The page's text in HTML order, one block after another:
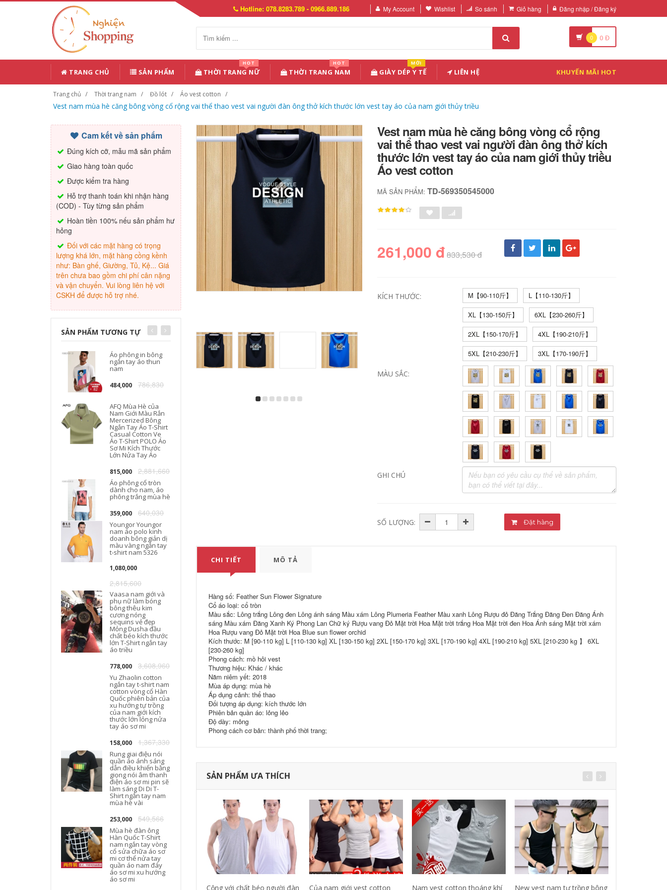
Hotline: 078.8283.789 - 0966.889.186 My Account Wishlist So sánh Giỏ hàng Đăng nhập / Đăng ký
0 0 Đ
TRANG CHỦ SẢN PHẨM THỜI TRANG NỮ
HOT
THỜI TRANG NAM
HOT
GIÀY DÉP Y TẾ
MỚI
LIÊN HỆ KHUYẾN MÃI HOT
Trang chủ Thời trang nam Đồ lót Áo vest cotton
Vest nam mùa hè căng bông vòng cổ rộng vai thể thao vest vai người đàn ông thở kích thước lớn vest tay áo của nam giới thủy triều
Cam kết về sản phẩm
Đúng kích cỡ, mẫu mã sản phẩm
Giao hàng toàn quốc
Được kiểm tra hàng
Hỗ trợ thanh toán khi nhận hàng
(COD) - Tùy từng sản phẩm
Hoàn tiền 100% nếu sản phẩm hư
hỏng
Đối với các mặt hàng có trọng
lượng khá lớn, mặt hàng cồng kềnh
như: Bàn ghế, Giường, Tủ, Kệ... Giá
trên chưa bao gồm chi phí cân nặng
và vận chuyển. Vui lòng liên hệ với
CSKH để được hỗ trợ nhé.
SẢN PHẨM TƯƠNG TỰ
Áo phông in bông
ngắn tay áo thun
nam
484,000 786,830
AFQ Mùa Hè của
Nam Giới Màu Rắn
Mercerized Bông
Ngắn Tay Áo T-Shirt
Casual Cotton Ve
Áo T-Shirt POLO Áo
Sơ Mi Kích Thước
Lớn Nửa Tay Áo
815,000 2,881,660
Áo phông cổ tròn
dành cho nam, áo
phông trắng mùa hè
359,000 640,030
Youngor Youngor
nam áo polo kinh
doanh bông giản dị
màu vàng ngắn tay
t-shirt nam 5326
1,080,000
2,815,600
Vaasa nam giới và
phụ nữ làm bóng
bông thêu kim
cương nóng
sequins vẻ đẹp
Mỏng Dusha đầu
chất béo kích thước
lớn T-Shirt ngắn tay
áo triều
778,000 3,608,960
Yu Zhaolin cotton
ngắn tay t-shirt nam
cotton vòng cổ Hàn
Quốc phiên bản của
xu hướng tự trồng
của nam giới kích
thước lớn lỏng nửa
tay áo sơ mi
158,000 1,367,330
Rung giai điệu nói
quần áo ánh sáng
dẫn điều khiển bằng
giọng nói âm thanh
điện áo sơ mi pin sẽ
làm sáng Di Di T-
Shirt ngắn tay nam
mùa hè vài
253,000 549,566
Mùa hè đàn ông
Hàn Quốc T-Shirt
nam ngắn tay vòng
cổ sửa chữa áo sơ
mi cơ thể nửa tay
quần áo nam đáy
áo sơ mi xu hướng
áo sơ mi
nam giới phù hợp
đẹp trai áo polo ve
áo bộ quần áo
359,000
VICUTU Nam Ngắn
Doanh Bình Thường
Ve Áo Màu Rắn Ve
Áo T-Shirt
1,733,000
7,666,600
Quần cotton nam
giới ngụy trang in áo
thun ngắn tay áo
Forever21
302,000 546,630
Tinh khiết trắng T-
Shirt nam giới và
phụ nữ ngắn tay
màu rắn t-shirt nửa
tay cotton trống cơ
sở quảng cáo áo
hè mùa thu cổ tròn
60,000 324,780
Jiu Mu Wang Nam
Ngắn Tay Áo T-Shirt
2018 Mùa Hè Mới
Thanh Niên của
Nam Giới Rắn Màu
Ve Áo Polo áo sơ mi
940,000 2,021,230
Nửa tay áo trai tinh
khiết màu tinh khiết
trắng Hàn Quốc xu
hướng quần áo T-
Shirt mùa hè t-shirt
dã Slim ngắn tay áo
Người đàn ông
trung niên của ngắn
tay t-shirt vòng cổ
phần mùa hè lỏng
hướng của nửa tay
mùa hè nam áo sơ
mi polo nam sọc
bình thường T-Shirt
LOGO Ngắn Tay Áo
Bông Vòng Cổ T-
Shirt
243,000 506,260
League Of Legends
cotton ngắn tay tấm
1,118,000
1,367,330
Mùa hè Ai Meng Te
Jiao 100% lụa ngắn
tay T-Shirt trung
niên cha kích thước
lớn băng lụa nam
màu rắn T-Shirt
510,000 2,881,660
cách văn học xu
Vest nam mùa hè căng bông vòng cổ rộng
vai thể thao vest vai người đàn ông thở kích
thước lớn vest tay áo của nam giới thủy triều
Áo vest cotton
MÃ SẢN PHẨM:TD-569350545000
261,000 đ833,530 đ
KÍCH THƯỚC: M【90-110斤】 L【110-130斤】
XL【130-150斤】 6XL【230-260斤】
2XL【150-170斤】 4XL【190-210斤】
5XL【210-230斤】 3XL【170-190斤】
MÀU SẮC:
GHI CHÚ
SỐ LƯỢNG: Đặt hàng
CHI TIẾT MÔ TẢ
Hàng số: Feather Sun Flower Signature
Cổ áo loại: cổ tròn
Màu sắc: Lông trắng Lông đen Lông ánh sáng Màu xám Lông Plumeria Feather Màu xanh Lông Rượu đỏ Đăng Trắng Đăng Đen Đăng Ánh
sáng Màu xám Đăng Xanh Ký Phong Lan Chữ ký Rượu vang Đỏ Mặt trời Hoa Mặt trời trắng Hoa Mặt trời đen Hoa Ánh sáng Mặt trời xám
Hoa Rượu vang Đỏ Mặt trời Hoa Blue sun flower orchid
Kích thước: M [90-110 kg] L [110-130 kg] XL [130-150 kg] 2XL [150-170 kg] 3XL [170-190 kg] 4XL [190-210 kg] 5XL [210-230 kg 】 6XL
[230-260 kg]
Phong cách: mồ hôi vest
Thương hiệu: Khác / khác
Năm niêm yết: 2018
Mùa áp dụng: mùa hè
Áp dụng cảnh: thể thao
Đối tượng áp dụng: kích thước lớn
Phiên bản quần áo: lỏng lẻo
Độ dày: mỏng
Phong cách cơ bản: thành phố thời trang;
SẢN PHẨM ƯA THÍCH
Cộng với chất béo người đàn Của nam giới vest cotton Nam vest cotton thoáng khí New vest nam tự trồng bông